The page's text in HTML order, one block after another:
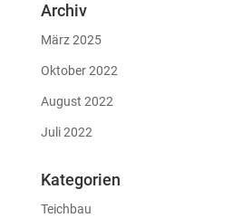
Archiv
März 2025
Oktober 2022
August 2022
Juli 2022
Kategorien
Teichbau